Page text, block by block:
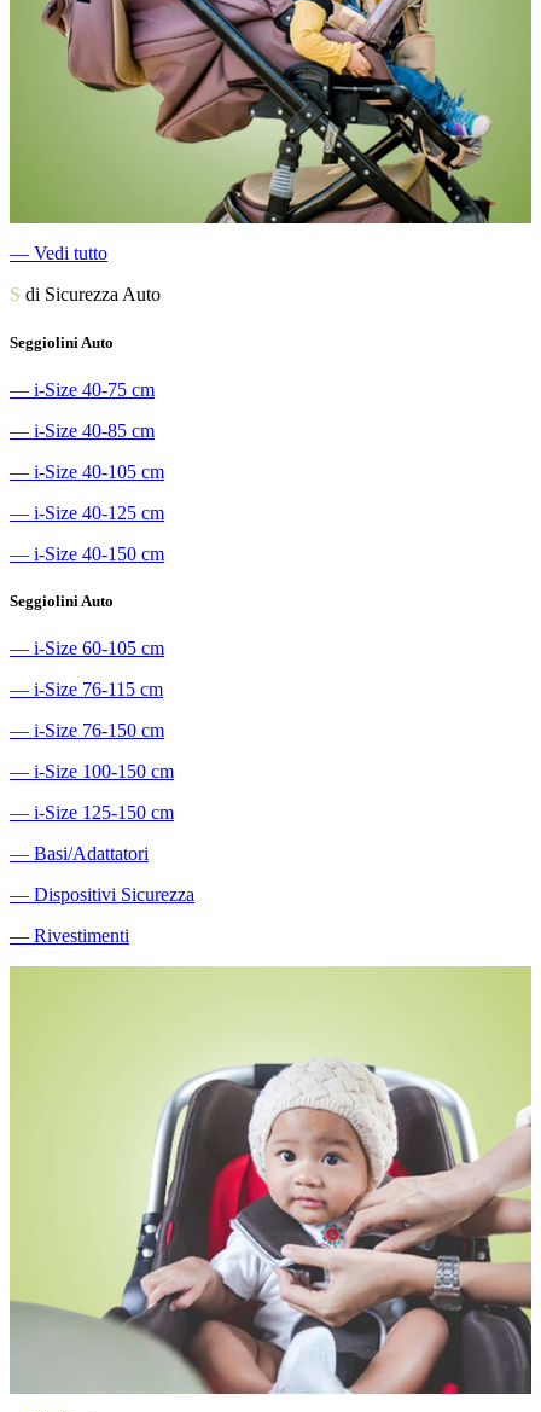
― Vedi tutto
S di Sicurezza Auto
Seggiolini Auto
― i-Size 40-75 cm
― i-Size 40-85 cm
― i-Size 40-105 cm
― i-Size 40-125 cm
― i-Size 40-150 cm
Seggiolini Auto
― i-Size 60-105 cm
― i-Size 76-115 cm
― i-Size 76-150 cm
― i-Size 100-150 cm
― i-Size 125-150 cm
― Basi/Adattatori
― Dispositivi Sicurezza
― Rivestimenti